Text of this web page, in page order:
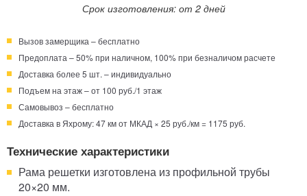
Срок изготовления: от 2 дней
Вызов замерщика – бесплатно
Предоплата – 50% при наличном, 100% при безналичом расчете
Доставка более 5 шт. – индивидуально
Подъем на этаж – от 100 руб./1 этаж
Самовывоз – бесплатно
Доставка в Яхрому: 47 км от МКАД × 25 руб./км = 1175 руб.
Технические характеристики
Рама решетки изготовлена из профильной трубы
20×20 мм.